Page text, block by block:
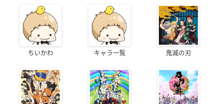
ちいかわ キャラ一覧 鬼滅の刃